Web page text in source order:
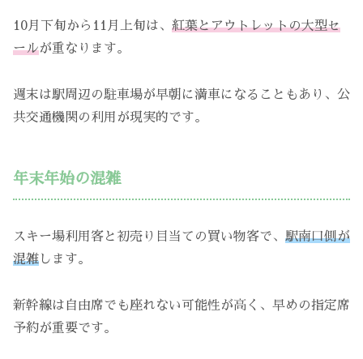
10月下旬から11月上旬は、 紅葉とアウトレットの大型セ
ールが重なります。
週末は駅周辺の駐車場が早朝に満車になることもあり、公
共交通機関の利用が現実的です。
年末年始の混雑
スキー場利用客と初売り目当ての買い物客で、 駅南口側が
混雑 します。
新幹線は自由席でも座れない可能性が高く、早めの指定席
予約が重要です。